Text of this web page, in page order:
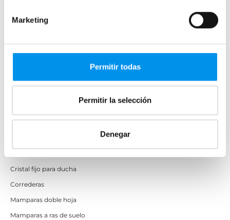
Marketing
Permitir todas
Permitir la selección
Denegar
Frontales
Correderas sin perfiles
Cristal fijo para ducha
Correderas
Mamparas doble hoja
Mamparas a ras de suelo